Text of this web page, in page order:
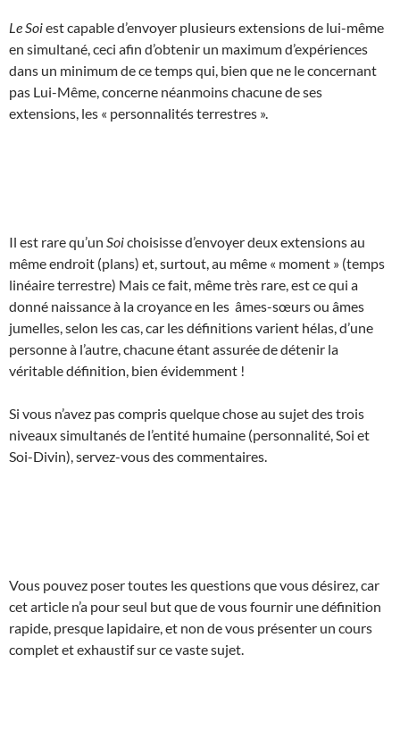
Le Soiest capable d’envoyer plusieurs extensions de lui-même
en simultané, ceci afin d’obtenir un maximum d’expériences
dans un minimum de ce temps qui, bien que ne le concernant
pas Lui-Même, concerne néanmoins chacune de ses
extensions, les « personnalités terrestres ».
Il est rare qu’un Soichoisisse d’envoyer deux extensions au
même endroit (plans) et, surtout, au même « moment » (temps
linéaire terrestre) Mais ce fait, même très rare, est ce qui a
donné naissance à la croyance en les âmes-sœurs ou âmes
jumelles, selon les cas, car les définitions varient hélas, d’une
personne à l’autre, chacune étant assurée de détenir la
véritable définition, bien évidemment !
Si vous n’avez pas compris quelque chose au sujet des trois
niveaux simultanés de l’entité humaine (personnalité, Soi et
Soi-Divin), servez-vous des commentaires.
Vous pouvez poser toutes les questions que vous désirez, car
cet article n’a pour seul but que de vous fournir une définition
rapide, presque lapidaire, et non de vous présenter un cours
complet et exhaustif sur ce vaste sujet.